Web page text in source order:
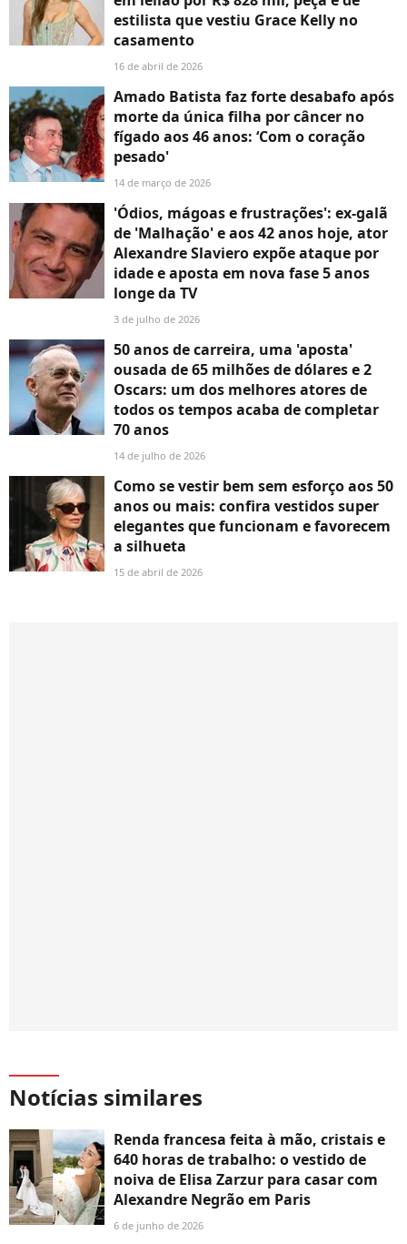
estilista que vestiu Grace Kelly no
casamento
16 de abril de 2026
Amado Batista faz forte desabafo após
morte da única filha por câncer no
fígado aos 46 anos: ‘Com o coração
pesado'
14 de março de 2026
'Ódios, mágoas e frustrações': ex-galã
de 'Malhação' e aos 42 anos hoje, ator
Alexandre Slaviero expõe ataque por
idade e aposta em nova fase 5 anos
longe da TV
3 de julho de 2026
50 anos de carreira, uma 'aposta'
ousada de 65 milhões de dólares e 2
Oscars: um dos melhores atores de
todos os tempos acaba de completar
70 anos
14 de julho de 2026
Como se vestir bem sem esforço aos 50
anos ou mais: confira vestidos super
elegantes que funcionam e favorecem
a silhueta
15 de abril de 2026
Notícias similares
Renda francesa feita à mão, cristais e
640 horas de trabalho: o vestido de
noiva de Elisa Zarzur para casar com
Alexandre Negrão em Paris
6 de junho de 2026